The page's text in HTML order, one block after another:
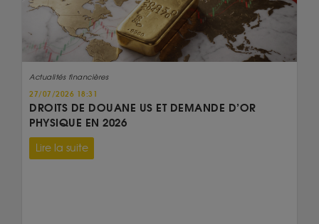
Actualités financières
27/07/2026 18:31
DROITS DE DOUANE US ET DEMANDE D’OR
PHYSIQUE EN 2026
Lire la suite